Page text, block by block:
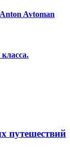
Avtoman
путешествий